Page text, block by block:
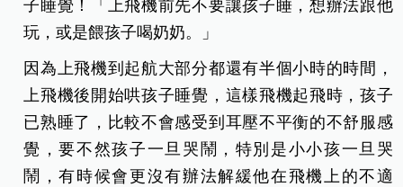
子睡覺！「上飛機前先不要讓孩子睡，想辦法跟他
玩，或是餵孩子喝奶奶。」
因為上飛機到起航大部分都還有半個小時的時間，
上飛機後開始哄孩子睡覺，這樣飛機起飛時，孩子
已熟睡了，比較不會感受到耳壓不平衡的不舒服感
覺，要不然孩子一旦哭鬧，特別是小小孩一旦哭
鬧，有時候會更沒有辦法解緩他在飛機上的不適